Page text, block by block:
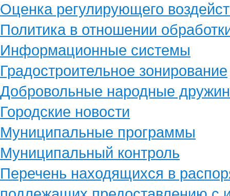
Оценка регулирующего
Политика в отношении
Информационные системы
Градостроительное зонирование
Добровольные народные
Городские новости
Муниципальные программы
Муниципальный контроль
Перечень находящихся в